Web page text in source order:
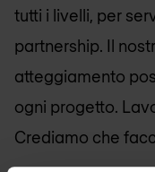
tutti i livelli, per
partnership. Il
atteggiamento
ogni progetto.
Crediamo che